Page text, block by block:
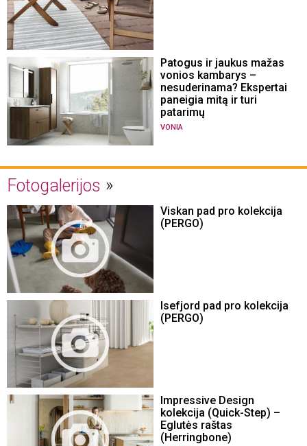
Patogus ir jaukus mažas
vonios kambarys –
nesuderinama? Ekspertai
paneigia mitą ir turi
patarimų
VONIA
Fotogalerijos
Viskan pad pro kolekcija
(PERGO)
Isefjord pad pro kolekcija
(PERGO)
Impressive Design
kolekcija (Quick-Step) –
Eglutės raštas
(Herringbone)